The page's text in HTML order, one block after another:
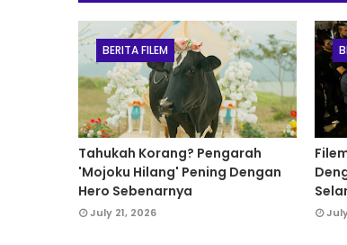
BERITA FILEM
Tahukah Korang? Pengarah
'Mojoku Hilang' Pening Dengan
Hero Sebenarnya
July 21, 2026